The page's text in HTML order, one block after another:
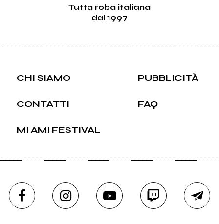
Tutta roba italiana
dal 1997
CHI SIAMO PUBBLICITÀ
CONTATTI FAQ
MI AMI FESTIVAL